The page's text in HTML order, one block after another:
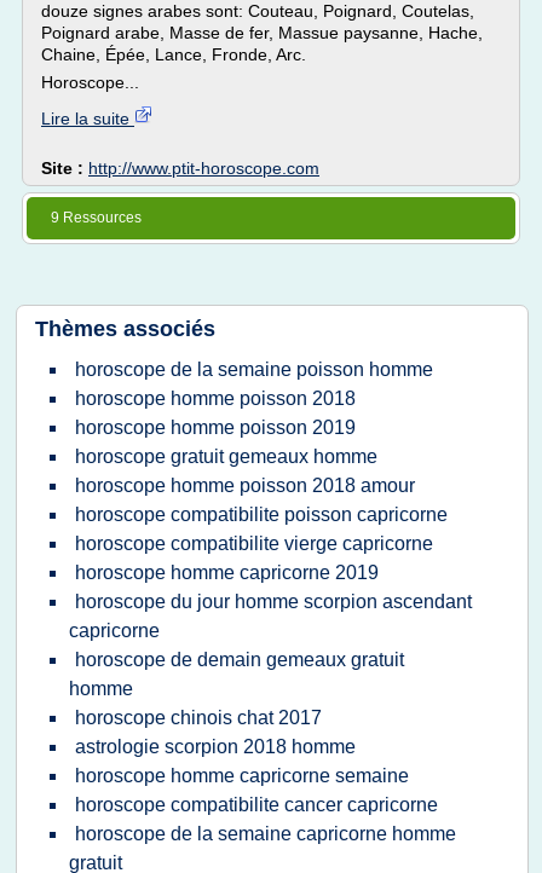
douze signes arabes sont: Couteau, Poignard, Coutelas,
Poignard arabe, Masse de fer, Massue paysanne, Hache,
Chaine, Épée, Lance, Fronde, Arc.
Horoscope...
Lire la suite
Site : http://www.ptit-horoscope.com
9 Ressources
Thèmes associés
horoscope de la semaine poisson homme
horoscope homme poisson 2018
horoscope homme poisson 2019
horoscope gratuit gemeaux homme
horoscope homme poisson 2018 amour
horoscope compatibilite poisson capricorne
horoscope compatibilite vierge capricorne
horoscope homme capricorne 2019
horoscope du jour homme scorpion ascendant
capricorne
horoscope de demain gemeaux gratuit
homme
horoscope chinois chat 2017
astrologie scorpion 2018 homme
horoscope homme capricorne semaine
horoscope compatibilite cancer capricorne
horoscope de la semaine capricorne homme
gratuit